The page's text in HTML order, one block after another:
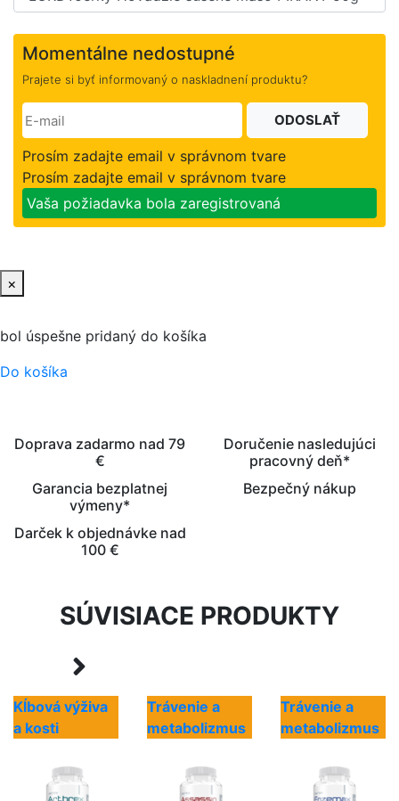
Momentálne nedostupné
Prajete si byť informovaný o naskladnení produktu?
ODOSLAŤ
Prosím zadajte email v správnom tvare
Prosím zadajte email v správnom tvare
Vaša požiadavka bola zaregistrovaná
×
bol úspešne pridaný do košíka
Do košíka
Doprava zadarmo nad 79
€
Doručenie nasledujúci
pracovný deň*
Garancia bezplatnej
výmeny*
Bezpečný nákup
Darček k objednávke nad
100 €
SÚVISIACE PRODUKTY
Kĺbová výživa
a kosti
Trávenie a
metabolizmus
Trávenie a
metabolizmus